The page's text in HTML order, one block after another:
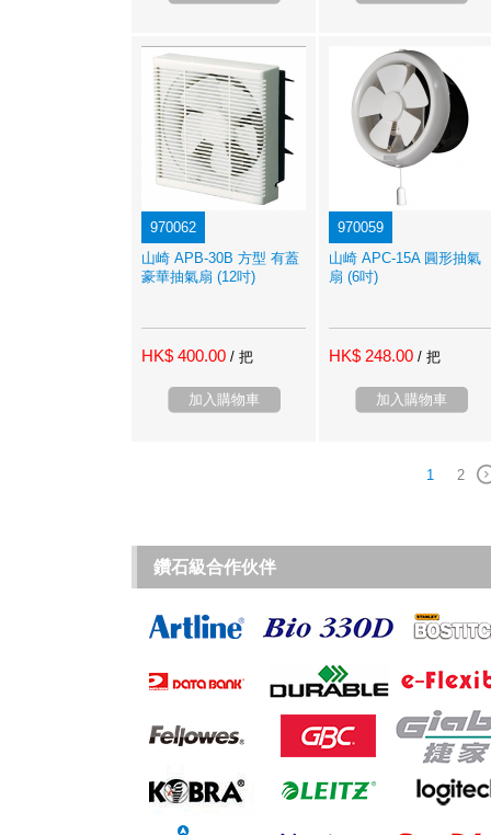
970062
山崎 APB-30B 方型 有蓋
豪華抽氣扇 (12吋)
HK$ 400.00 / 把
加入購物車
970059
山崎 APC-15A 圓形抽氣
扇 (6吋)
HK$ 248.00 / 把
加入購物車
1 2
鑽石級合作伙伴